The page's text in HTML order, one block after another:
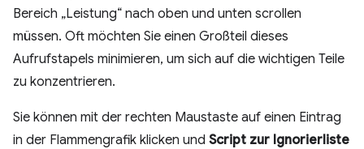
Bereich „Leistung“ nach oben und unten scrollen
müssen. Oft möchten Sie einen Großteil dieses
Aufrufstapels minimieren, um sich auf die wichtigen Teile
zu konzentrieren.
Sie können mit der rechten Maustaste auf einen Eintrag
in der Flammengrafik klicken und Script zur Ignorierliste